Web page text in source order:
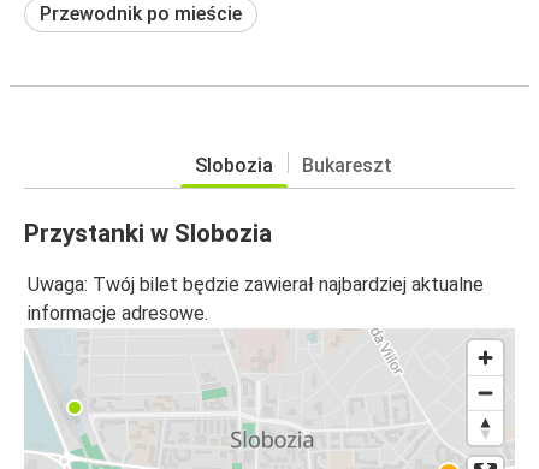
Przewodnik po mieście
Slobozia Bukareszt
Przystanki w Slobozia
Uwaga: Twój bilet będzie zawierał najbardziej aktualne
informacje adresowe.